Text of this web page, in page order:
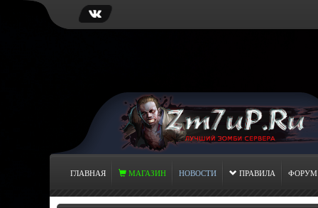
ГЛАВНАЯ МАГАЗИН НОВОСТИ ПРАВИЛА ФОРУМ